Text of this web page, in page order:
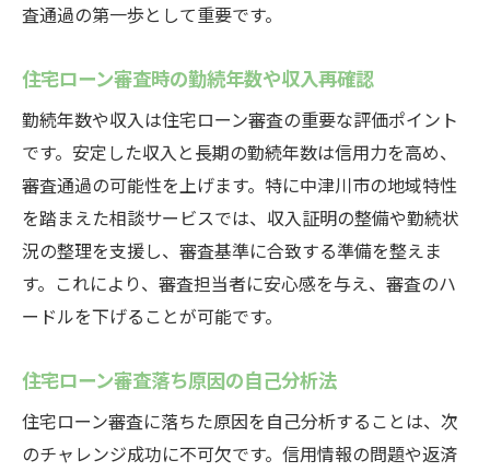
査通過の第一歩として重要です。
住宅ローン審査時の勤続年数や収入再確認
勤続年数や収入は住宅ローン審査の重要な評価ポイント
です。安定した収入と長期の勤続年数は信用力を高め、
審査通過の可能性を上げます。特に中津川市の地域特性
を踏まえた相談サービスでは、収入証明の整備や勤続状
況の整理を支援し、審査基準に合致する準備を整えま
す。これにより、審査担当者に安心感を与え、審査のハ
ードルを下げることが可能です。
住宅ローン審査落ち原因の自己分析法
住宅ローン審査に落ちた原因を自己分析することは、次
のチャレンジ成功に不可欠です。信用情報の問題や返済